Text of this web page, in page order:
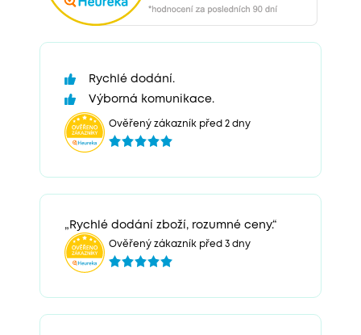
Rychlé dodání.
Výborná komunikace.
Ověřený zákazník před 2 dny
„Rychlé dodání zboží, rozumné ceny.“
Ověřený zákazník před 3 dny